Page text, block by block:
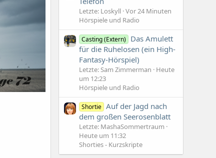
Letzte: Loskyll Vor 24 Minuten
Hörspiele und Radio
Casting (Extern) Das Amulett
für die Ruhelosen (ein High-
Fantasy-Hörspiel)
Letzte: Sam Zimmerman
Heute
um 12:23
Hörspiele und Radio
Shortie Auf der Jagd nach
dem großen Seerosenblatt
Letzte: MashaSommertraum
Heute um 11:32
Shorties - Kurzskripte